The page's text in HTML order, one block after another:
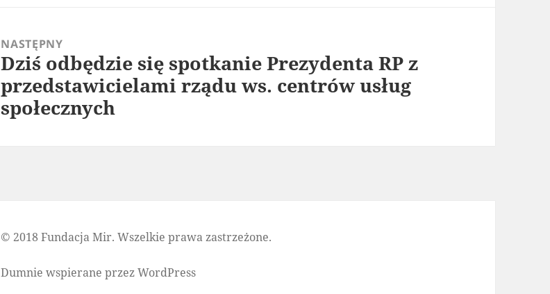
NASTĘPNY
Następny
wpis:
Dziś odbędzie się spotkanie Prezydenta RP z
przedstawicielami rządu ws. centrów usług
społecznych
© 2018 Fundacja Mir. Wszelkie prawa zastrzeżone.
Dumnie wspierane przez WordPress